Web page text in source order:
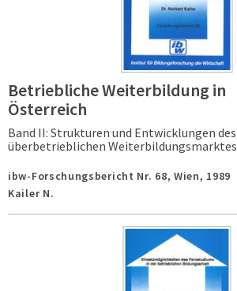
Betriebliche Weiterbildung in
Österreich
Band II: Strukturen und Entwicklungen des
überbetrieblichen Weiterbildungsmarktes
ibw-Forschungsbericht Nr. 68, Wien, 1989
Kailer N.